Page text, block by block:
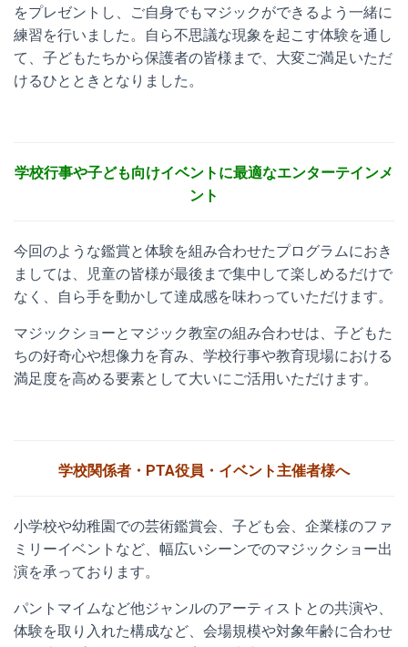
をプレゼントし、ご自身でもマジックができるよう一緒に
練習を行いました。自ら不思議な現象を起こす体験を通し
て、子どもたちから保護者の皆様まで、大変ご満足いただ
けるひとときとなりました。
学校行事や子ども向けイベントに最適なエンターテインメ
ント
今回のような鑑賞と体験を組み合わせたプログラムにおき
ましては、児童の皆様が最後まで集中して楽しめるだけで
なく、自ら手を動かして達成感を味わっていただけます。
マジックショーとマジック教室の組み合わせは、子どもた
ちの好奇心や想像力を育み、学校行事や教育現場における
満足度を高める要素として大いにご活用いただけます。
学校関係者・PTA役員・イベント主催者様へ
小学校や幼稚園での芸術鑑賞会、子ども会、企業様のファ
ミリーイベントなど、幅広いシーンでのマジックショー出
演を承っております。
パントマイムなど他ジャンルのアーティストとの共演や、
体験を取り入れた構成など、会場規模や対象年齢に合わせ